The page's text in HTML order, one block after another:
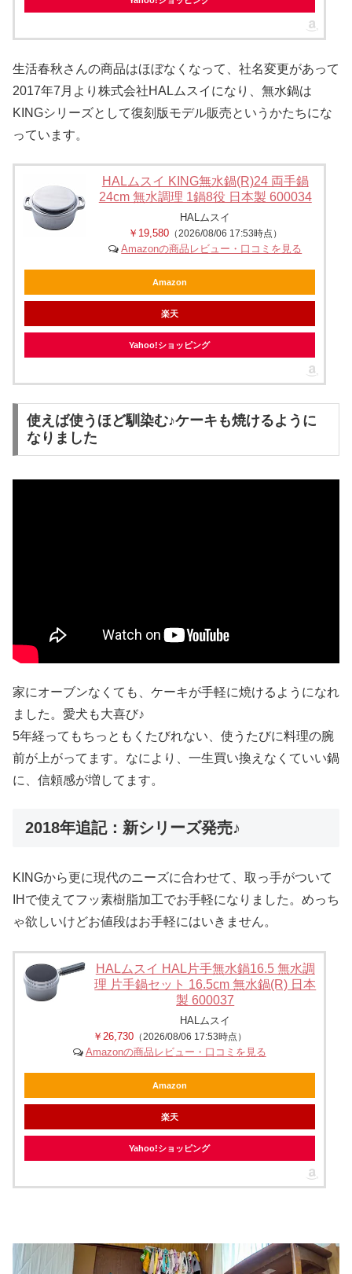
生活春秋さんの商品はほぼなくなって、社名変更があって
2017年7月より株式会社HALムスイになり、無水鍋は
KINGシリーズとして復刻版モデル販売というかたちにな
っています。
HALムスイ KING無水鍋(R)24 両手鍋
24cm 無水調理 1鍋8役 日本製 600034
HALムスイ
￥19,580 （2026/08/06 17:53時点）
Amazonの商品レビュー・口コミを見る
Amazon
楽天
Yahoo!ショッピング
使えば使うほど馴染む♪ケーキも焼けるように
なりました
家にオーブンなくても、ケーキが手軽に焼けるようになれ
ました。愛犬も大喜び♪
5年経ってもちっともくたびれない、使うたびに料理の腕
前が上がってます。なにより、一生買い換えなくていい鍋
に、信頼感が増してます。
2018年追記：新シリーズ発売♪
KINGから更に現代のニーズに合わせて、取っ手がついて
IHで使えてフッ素樹脂加工でお手軽になりました。めっち
ゃ欲しいけどお値段はお手軽にはいきません。
HALムスイ HAL片手無水鍋16.5 無水調
理 片手鍋セット 16.5cm 無水鍋(R) 日本
製 600037
HALムスイ
￥26,730（2026/08/06 17:53時点）
Amazonの商品レビュー・口コミを見る
Amazon
楽天
Yahoo!ショッピング